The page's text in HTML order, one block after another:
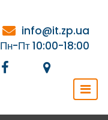
info@it.zp.ua
Пн-Пт 10:00-18:00